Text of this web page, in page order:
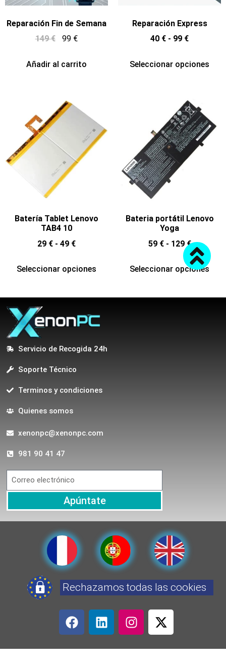
Reparación Fin de Semana
149€ 99 €
Añadir al carrito
Reparación Express
40 € - 99 €
Seleccionar opciones
Batería Tablet Lenovo
TAB4 10
29 € - 49 €
Seleccionar opciones
Bateria portátil Lenovo
Yoga
59 € - 129 €
Seleccionar opciones
Servicio de Recogida 24h
Soporte Técnico
Terminos y condiciones
Quienes somos
xenonpc@xenonpc.com
981 90 41 47
Apúntate
Rechazamos todas las cookies